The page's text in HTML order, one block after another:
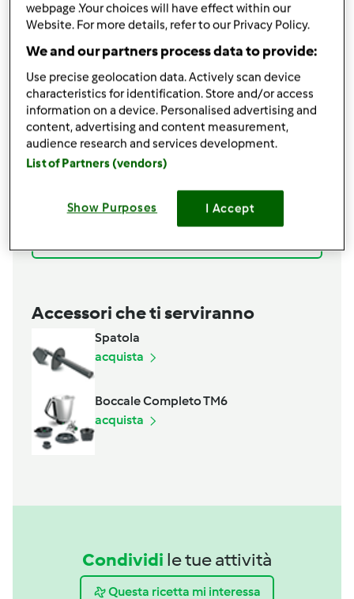
Ingredienti
Yogurt gelato light alla pesca
200grammi yogurt greco
biscotti
Accessori che ti serviranno
Spatola
acquista
Boccale Completo TM6
acquista
Condividi le tue attività
Questa ricetta mi interessa
webpage .Your choices will have effect within our
Website. For more details, refer to our Privacy Policy.
We and our partners process data to provide:
Use precise geolocation data. Actively scan device
characteristics for identification. Store and/or access
information on a device. Personalised advertising and
content, advertising and content measurement,
audience research and services development.
List of Partners (vendors)
Show Purposes I Accept